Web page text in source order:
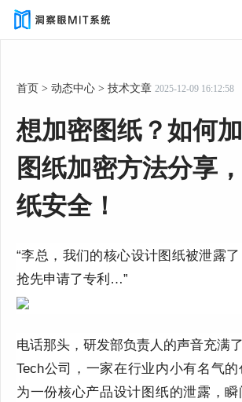
首页 > 动态中心 > 技术文章 2025-12-09 16:12:58
想加密图纸？如何
图纸加密方法分享
纸安全！
“李总，我们的核心设计图纸被泄露
抢先申请了专利…”
电话那头，研发部负责人的声音充满
Tech公司，一家在行业内小有名气
为一份核心产品设计图纸的泄露，